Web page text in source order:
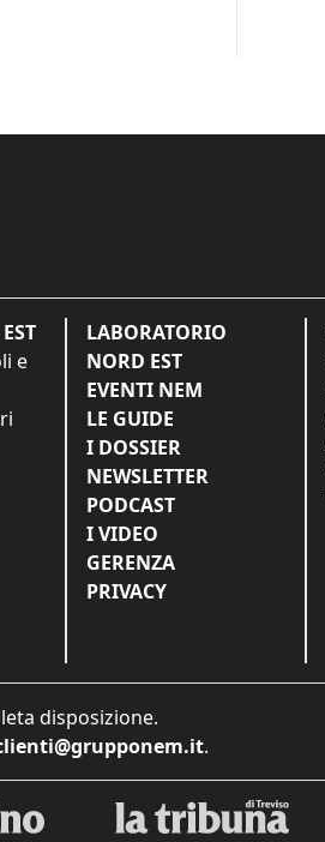
e
LABORATORIO
NORD EST
EVENTI NEM
LE GUIDE
I DOSSIER
NEWSLETTER
PODCAST
I VIDEO
GERENZA
PRIVACY
disposizione.
.